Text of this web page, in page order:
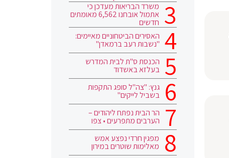
משרד הבריאות מעדכן כי
אתמול אובחנו 6,562 מאומתים
חדשים
האסירים הביטחוניים מאיימים:
"נשבות רעב ברמאדן"
הכנסת ס"ת לבית המדרש
בעלזא באשדוד
גנץ: "צה"ל סופג התקפות
בשביל לייקים"
הר הבית נפתח ליהודים –
הערבים מתפרעים • צפו
מפגין חרדי נפצע אמש
מאלימות שוטרים במירון